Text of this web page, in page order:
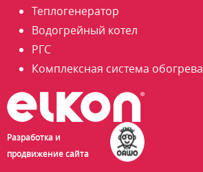
Теплогенератор
Водогрейный котел
РГС
Комплексная система обогрева
Разработка и
продвижение сайта